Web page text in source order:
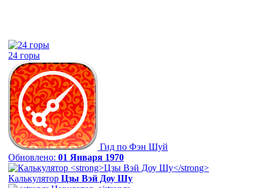
24 горы
Гид по Фэн Шуй
Обновлено: 01 Января 1970
Калькулятор Цзы Вэй Доу Шу